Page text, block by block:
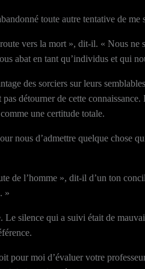
toute autre tentative de me
vers la mort », dit-il. « Nous
abat en tant qu’individus et qui
des sorciers sur leurs
pas détourner de cette
une certitude totale.
nous d’admettre quelque chose
de l’homme », dit-il d’un ton
»
Le silence qui a suivi était de
pour moi d’évaluer votre